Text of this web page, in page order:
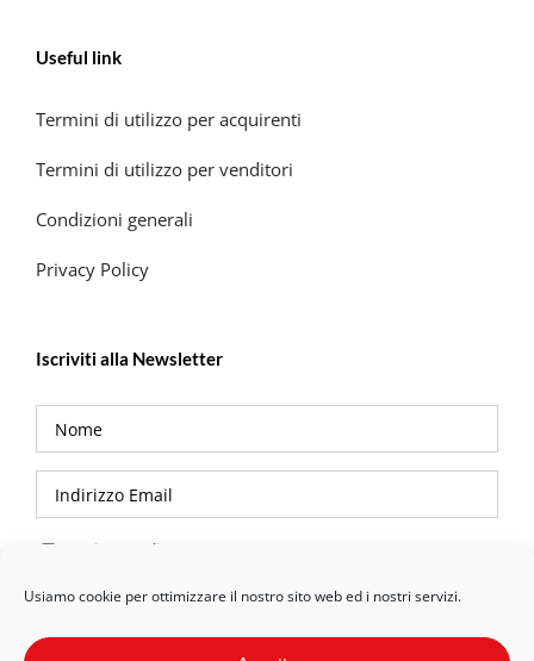
Usiamo cookie per ottimizzare il nostro sito web ed i nostri servizi.
Useful link
Termini di utilizzo per acquirenti
Termini di utilizzo per venditori
Condizioni generali
Privacy Policy
Iscriviti alla Newsletter
Privacy Policy